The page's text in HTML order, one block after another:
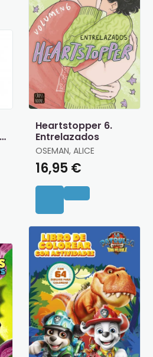
Heartstopper 6.
Entrelazados
OSEMAN, ALICE
16,95 €